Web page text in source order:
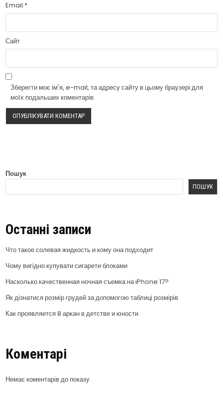
Email *
Сайт
Зберегти моє ім'я, e-mail, та адресу сайту в цьому браузері для
моїх подальших коментарів.
Пошук
ПОШУК
Останні записи
Что такое солевая жидкость и кому она подходит
Чому вигідно купувати сигарети блоками
Насколько качественная ночная съемка на iPhone 17?
Як дізнатися розмір грудей за допомогою таблиці розмірів
Как проявляется 8 аркан в детстве и юности
Коментарі
Немає коментарів до показу.